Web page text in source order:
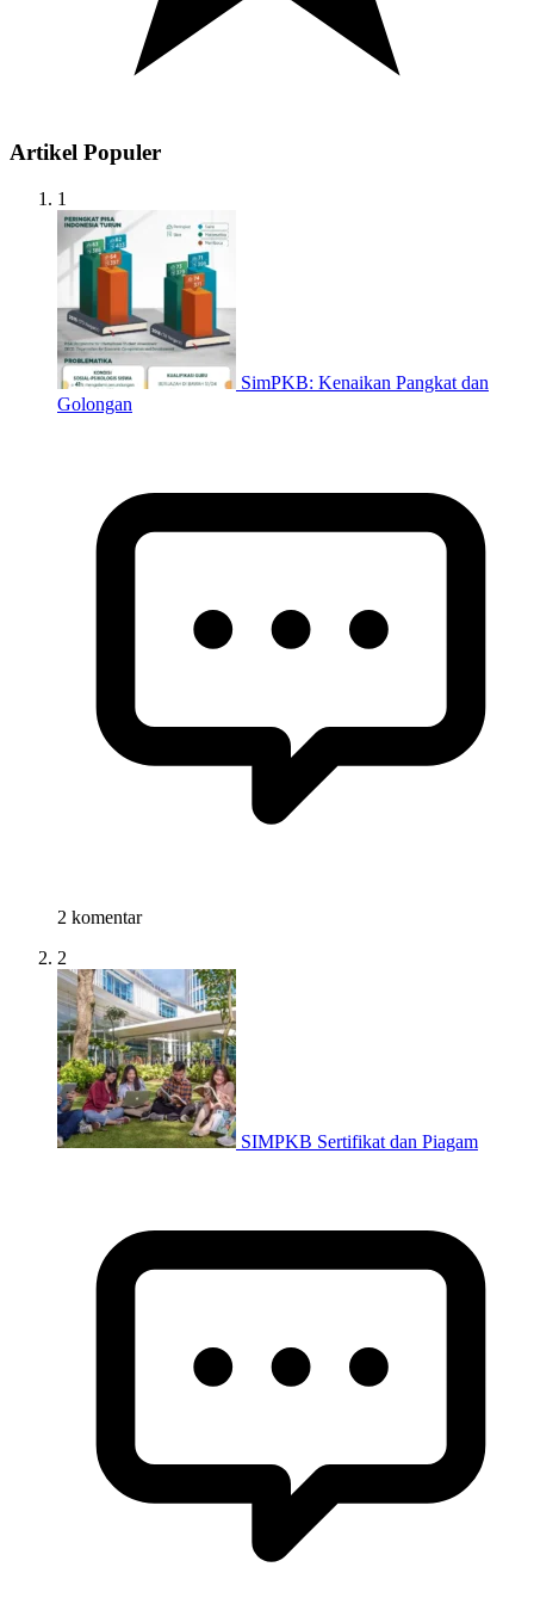
Artikel Populer
1
SimPKB: Kenaikan Pangkat dan
Golongan
2 komentar
2
SIMPKB Sertifikat dan Piagam